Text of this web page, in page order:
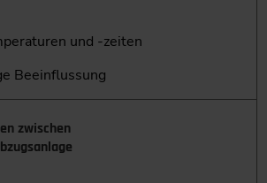
und -zeiten
Beeinflussung
zwischen